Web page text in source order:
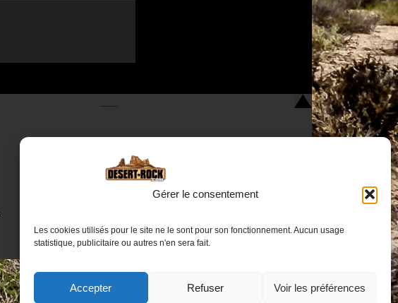
Gérer le consentement
Les cookies utilisés pour le site ne le sont pour son fonctionnement. Aucun usage
statistique, publicitaire ou autres n'en sera fait.
Accepter Refuser Voir les préférences
Nous contacter